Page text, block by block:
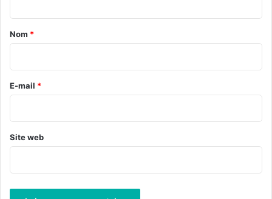
a
r
e
Nom *
E-mail *
Site web